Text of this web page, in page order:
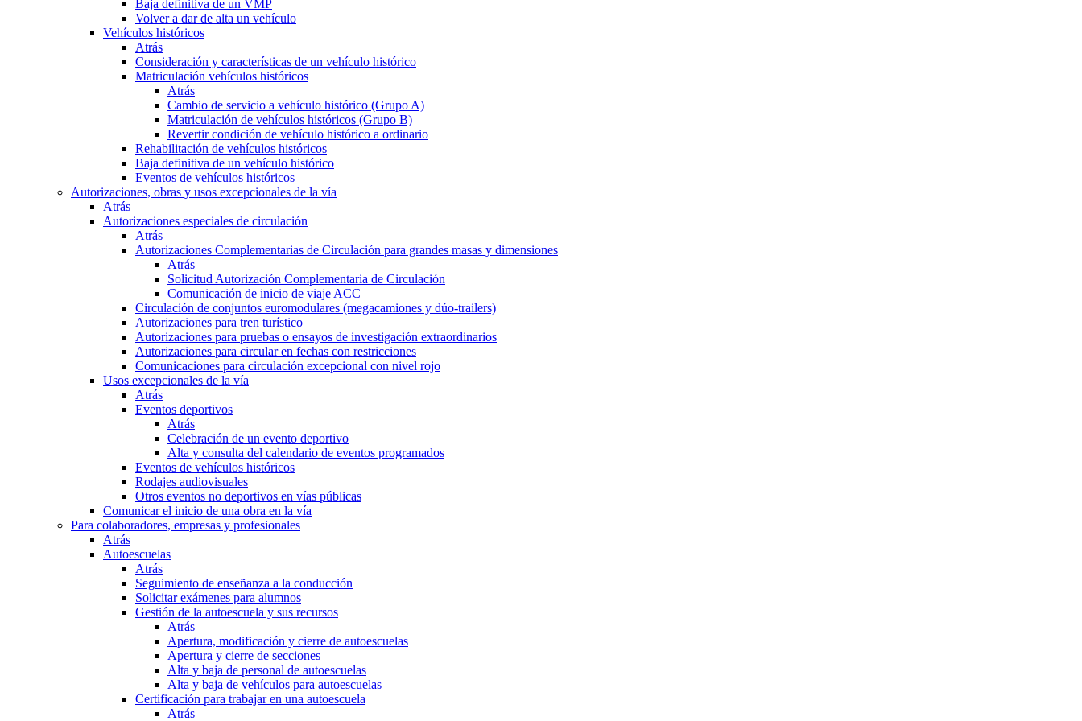
Baja definitiva de un VMP
Volver a dar de alta un vehículo
Vehículos históricos
Atrás
Consideración y características de un vehículo histórico
Matriculación vehículos históricos
Atrás
Cambio de servicio a vehículo histórico (Grupo A)
Matriculación de vehículos históricos (Grupo B)
Revertir condición de vehículo histórico a ordinario
Rehabilitación de vehículos históricos
Baja definitiva de un vehículo histórico
Eventos de vehículos históricos
Autorizaciones, obras y usos excepcionales de la vía
Atrás
Autorizaciones especiales de circulación
Atrás
Autorizaciones Complementarias de Circulación para grandes masas y dimensiones
Atrás
Solicitud Autorización Complementaria de Circulación
Comunicación de inicio de viaje ACC
Circulación de conjuntos euromodulares (megacamiones y dúo-trailers)
Autorizaciones para tren turístico
Autorizaciones para pruebas o ensayos de investigación extraordinarios
Autorizaciones para circular en fechas con restricciones
Comunicaciones para circulación excepcional con nivel rojo
Usos excepcionales de la vía
Atrás
Eventos deportivos
Atrás
Celebración de un evento deportivo
Alta y consulta del calendario de eventos programados
Eventos de vehículos históricos
Rodajes audiovisuales
Otros eventos no deportivos en vías públicas
Comunicar el inicio de una obra en la vía
Para colaboradores, empresas y profesionales
Atrás
Autoescuelas
Atrás
Seguimiento de enseñanza a la conducción
Solicitar exámenes para alumnos
Gestión de la autoescuela y sus recursos
Atrás
Apertura, modificación y cierre de autoescuelas
Apertura y cierre de secciones
Alta y baja de personal de autoescuelas
Alta y baja de vehículos para autoescuelas
Certificación para trabajar en una autoescuela
Atrás